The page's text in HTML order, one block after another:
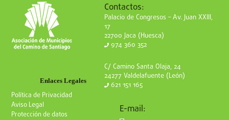
Enlaces Legales
Política de Privacidad
Aviso Legal
Protección de datos
Contactos:
Palacio de Congresos – Av. Juan XXIII,
17
22700 Jaca (Huesca)
974 360 352
C/ Camino Santa Olaja, 24
24277 Valdelafuente (León)
621 151 165
E-mail: